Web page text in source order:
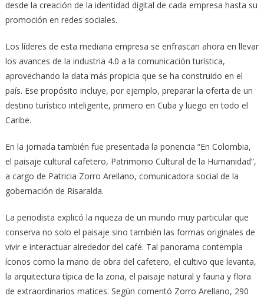
desde la creación de la identidad digital de cada empresa hasta su
promoción en redes sociales.
Los líderes de esta mediana empresa se enfrascan ahora en llevar
los avances de la industria 4.0 a la comunicación turística,
aprovechando la data más propicia que se ha construido en el
país. Ese propósito incluye, por ejemplo, preparar la oferta de un
destino turístico inteligente, primero en Cuba y luego en todo el
Caribe.
En la jornada también fue presentada la ponencia “En Colombia,
el paisaje cultural cafetero, Patrimonio Cultural de la Humanidad”,
a cargo de Patricia Zorro Arellano, comunicadora social de la
gobernación de Risaralda.
La periodista explicó la riqueza de un mundo muy particular que
conserva no solo el paisaje sino también las formas originales de
vivir e interactuar alrededor del café. Tal panorama contempla
íconos como la mano de obra del cafetero, el cultivo que levanta,
la arquitectura típica de la zona, el paisaje natural y fauna y flora
de extraordinarios matices. Según comentó Zorro Arellano, 290